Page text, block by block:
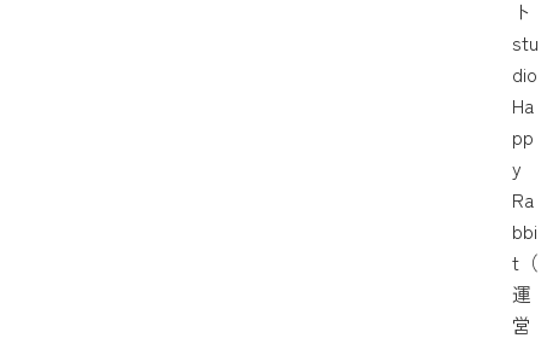
ト
stu
dio
Ha
pp
y
Ra
bbi
t（
運
営